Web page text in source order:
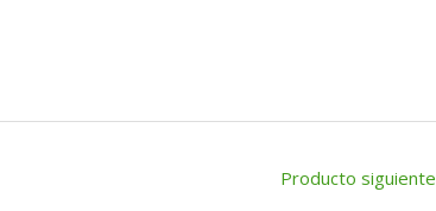
Producto siguiente